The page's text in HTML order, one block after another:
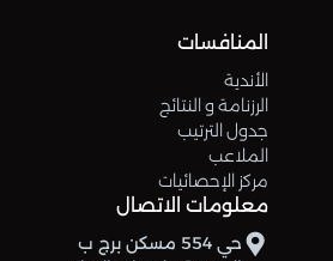
المنافسات
الأندية
الرزنامة و النتائج
جدول الترتيب
الملاعب
مركز الإحصائيات
معلومات الاتصال
حي 554 مسكن برج ب